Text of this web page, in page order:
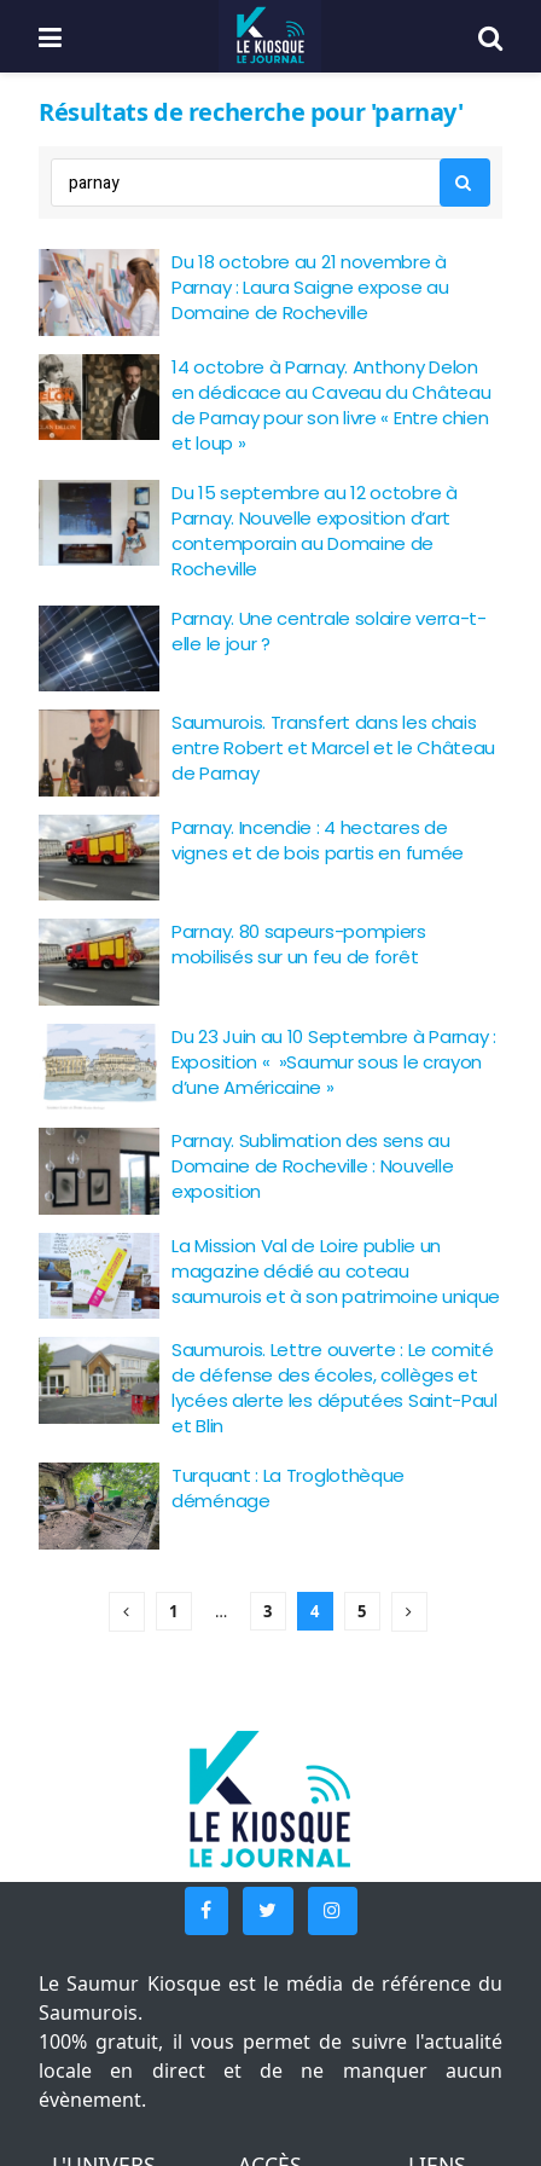
Résultats de recherche pour 'parnay'
Du 18 octobre au 21 novembre à
Parnay : Laura Saigne expose au
Domaine de Rocheville
14 octobre à Parnay. Anthony Delon
en dédicace au Caveau du Château
de Parnay pour son livre « Entre chien
et loup »
Du 15 septembre au 12 octobre à
Parnay. Nouvelle exposition d’art
contemporain au Domaine de
Rocheville
Parnay. Une centrale solaire verra-t-
elle le jour ?
Saumurois. Transfert dans les chais
entre Robert et Marcel et le Château
de Parnay
Parnay. Incendie : 4 hectares de
vignes et de bois partis en fumée
Parnay. 80 sapeurs-pompiers
mobilisés sur un feu de forêt
Du 23 Juin au 10 Septembre à Parnay :
Exposition « »Saumur sous le crayon
d’une Américaine »
Parnay. Sublimation des sens au
Domaine de Rocheville : Nouvelle
exposition
La Mission Val de Loire publie un
magazine dédié au coteau
saumurois et à son patrimoine unique
Saumurois. Lettre ouverte : Le comité
de défense des écoles, collèges et
lycées alerte les députées Saint-Paul
et Blin
Turquant : La Troglothèque
déménage
1 … 3 4 5
Le Saumur Kiosque est le média de référence du
Saumurois.
100% gratuit, il vous permet de suivre l'actualité
locale en direct et de ne manquer aucun
évènement.